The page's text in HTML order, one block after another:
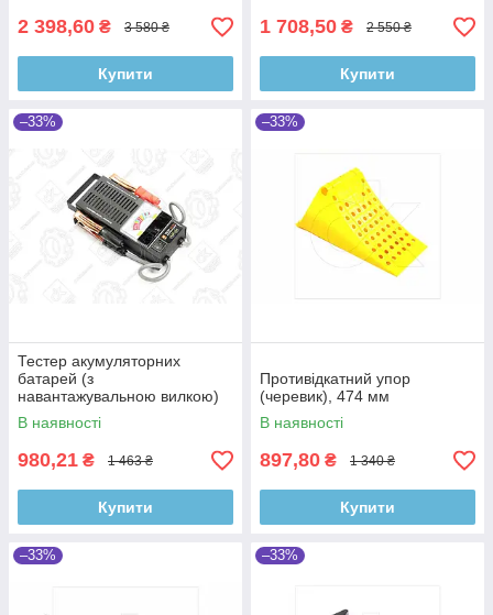
2 398,60 ₴ 3 580 ₴
Купити
1 708,50 ₴ 2 550 ₴
Купити
–33%
Тестер акумуляторних
батарей (з
навантажувальною вилкою)
DK24-2014 (навантажувальна
вилка) Дорожня Карта
В наявності
980,21 ₴ 1 463 ₴
Купити
–33%
Противідкатний упор
(черевик), 474 мм
В наявності
897,80 ₴ 1 340 ₴
Купити
–33% –33%